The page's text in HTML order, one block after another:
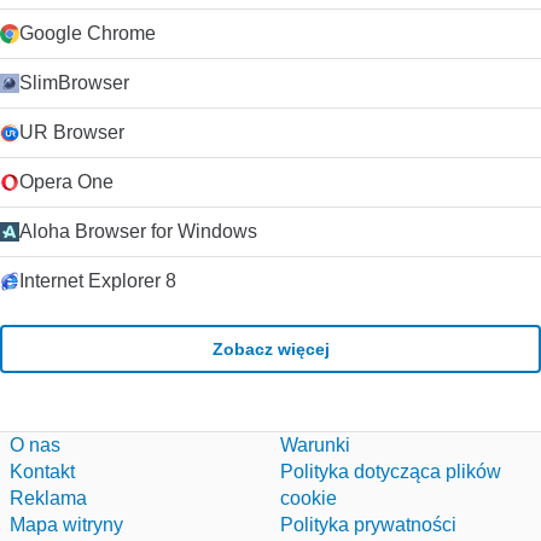
Google Chrome
SlimBrowser
UR Browser
Opera One
Aloha Browser for Windows
Internet Explorer 8
Zobacz więcej
O nas
Kontakt
Reklama
Mapa witryny
Warunki
Polityka dotycząca plików
cookie
Polityka prywatności